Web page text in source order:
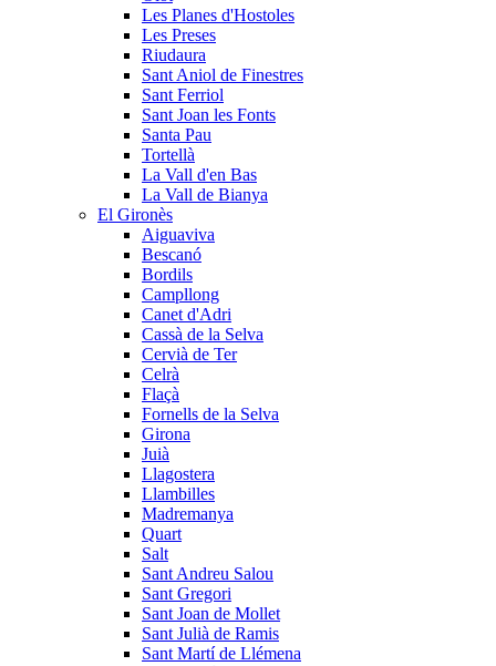
Les Planes d'Hostoles
Les Preses
Riudaura
Sant Aniol de Finestres
Sant Ferriol
Sant Joan les Fonts
Santa Pau
Tortellà
La Vall d'en Bas
La Vall de Bianya
El Gironès
Aiguaviva
Bescanó
Bordils
Campllong
Canet d'Adri
Cassà de la Selva
Cervià de Ter
Celrà
Flaçà
Fornells de la Selva
Girona
Juià
Llagostera
Llambilles
Madremanya
Quart
Salt
Sant Andreu Salou
Sant Gregori
Sant Joan de Mollet
Sant Julià de Ramis
Sant Martí de Llémena